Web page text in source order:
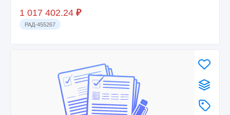
1 017 402.24 ₽
РАД-455267